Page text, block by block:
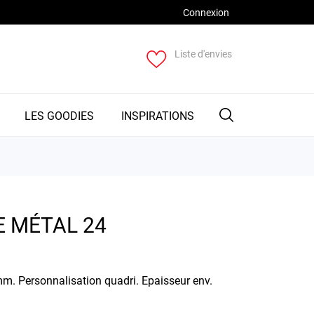
Connexion
Liste d'envies
LES GOODIES INSPIRATIONS
MÉTAL 24
Personnalisation quadri. Epaisseur env.